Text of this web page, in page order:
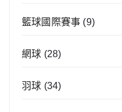
籃球國際賽事 (9)
網球 (28)
羽球 (34)